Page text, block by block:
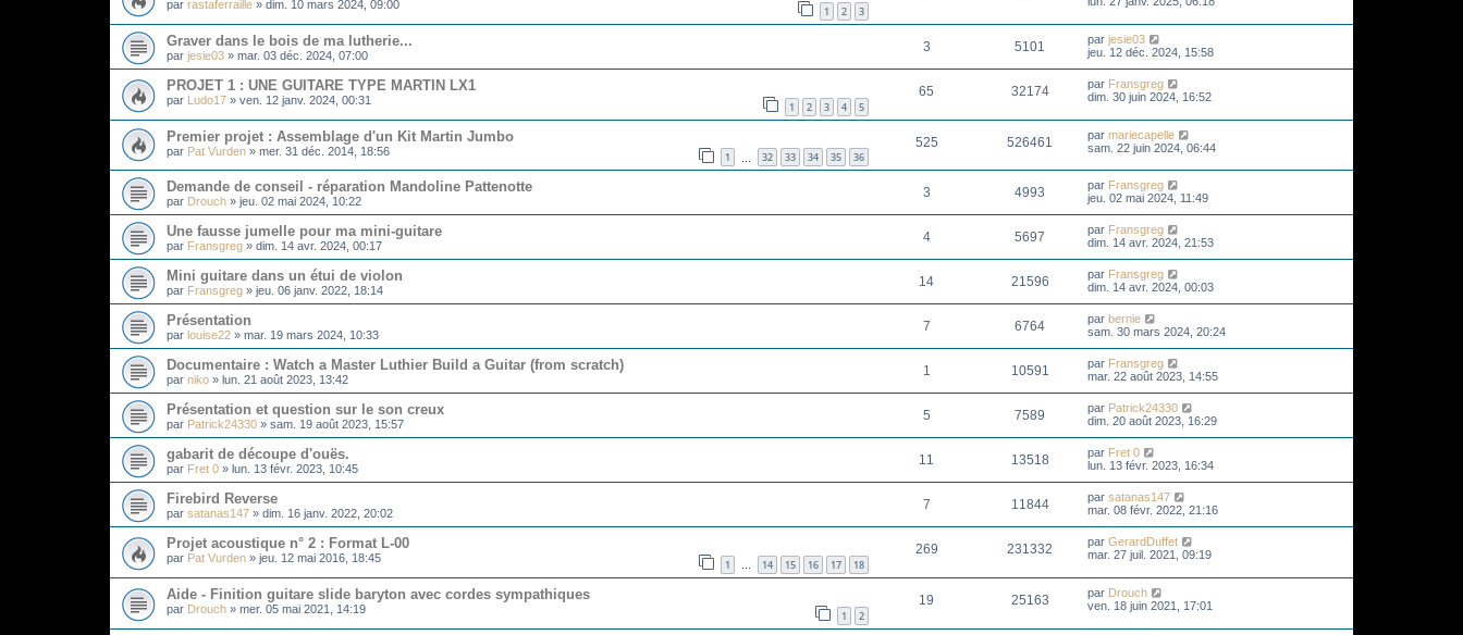
par rastaferraille » dim. 10 mars 2024, 09:00 1 2 3
Graver dans le bois de ma lutherie...
par jesie03 » mar. 03 déc. 2024, 07:00
3 5101 par jesie03
jeu. 12 déc. 2024, 15:58
PROJET 1 : UNE GUITARE TYPE MARTIN LX1
par Ludo17 » ven. 12 janv. 2024, 00:31 1 2 3 4 5
65 32174 par Fransgreg
dim. 30 juin 2024, 16:52
Premier projet : Assemblage d'un Kit Martin Jumbo
par Pat Vurden » mer. 31 déc. 2014, 18:56 1 32 33 34 35 36
525 526461 par mariecapelle
sam. 22 juin 2024, 06:44
Demande de conseil - réparation Mandoline Pattenotte
par Drouch » jeu. 02 mai 2024, 10:22
3 4993 par Fransgreg
jeu. 02 mai 2024, 11:49
Une fausse jumelle pour ma mini-guitare
par Fransgreg » dim. 14 avr. 2024, 00:17
4 5697 par Fransgreg
dim. 14 avr. 2024, 21:53
Mini guitare dans un étui de violon
par Fransgreg » jeu. 06 janv. 2022, 18:14
14 21596 par Fransgreg
dim. 14 avr. 2024, 00:03
Présentation
par louise22 » mar. 19 mars 2024, 10:33
7 6764 par bernie
sam. 30 mars 2024, 20:24
Documentaire : Watch a Master Luthier Build a Guitar (from scratch)
par niko » lun. 21 août 2023, 13:42
1 10591 par Fransgreg
mar. 22 août 2023, 14:55
Présentation et question sur le son creux
par Patrick24330 » sam. 19 août 2023, 15:57
5 7589 par Patrick24330
dim. 20 août 2023, 16:29
gabarit de découpe d'ouës.
par Fret 0 » lun. 13 févr. 2023, 10:45
11 13518 par Fret 0
lun. 13 févr. 2023, 16:34
Firebird Reverse
par satanas147 » dim. 16 janv. 2022, 20:02
7 11844 par satanas147
mar. 08 févr. 2022, 21:16
Projet acoustique n° 2 : Format L-00
par Pat Vurden » jeu. 12 mai 2016, 18:45 1 … 14 15 16 17 18
269 231332 par GerardDuffet
mar. 27 juil. 2021, 09:19
Aide - Finition guitare slide baryton avec cordes sympathiques
par Drouch » mer. 05 mai 2021, 14:19 1 2
19 25163 par Drouch
ven. 18 juin 2021, 17:01